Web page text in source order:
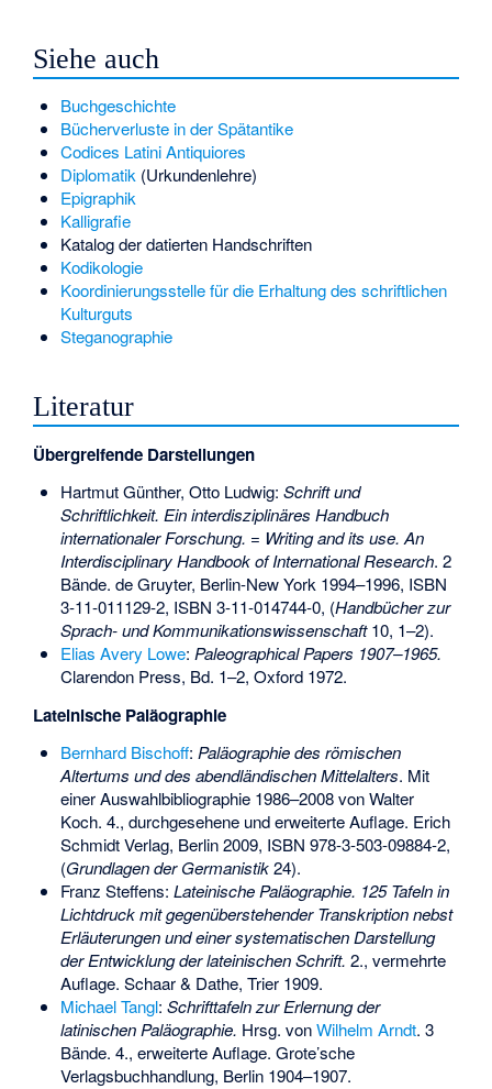
Siehe auch
Buchgeschichte
Bücherverluste in der Spätantike
Codices Latini Antiquiores
Diplomatik (Urkundenlehre)
Epigraphik
Kalligrafie
Katalog der datierten Handschriften
Kodikologie
Koordinierungsstelle für die Erhaltung des schriftlichen
Kulturguts
Steganographie
Literatur
Übergreifende Darstellungen
Hartmut Günther, Otto Ludwig: Schrift und
Schriftlichkeit. Ein interdisziplinäres Handbuch
internationaler Forschung. = Writing and its use. An
Interdisciplinary Handbook of International Research. 2
Bände. de Gruyter, Berlin-New York 1994–1996, ISBN
3-11-011129-2, ISBN 3-11-014744-0, (Handbücher zur
Sprach- und Kommunikationswissenschaft10, 1–2).
Elias Avery Lowe: Paleographical Papers 1907–1965.
Clarendon Press, Bd. 1–2, Oxford 1972.
Lateinische Paläographie
Bernhard Bischoff: Paläographie des römischen
Altertums und des abendländischen Mittelalters. Mit
einer Auswahlbibliographie 1986–2008 von Walter
Koch. 4., durchgesehene und erweiterte Auflage. Erich
Schmidt Verlag, Berlin 2009, ISBN 978-3-503-09884-2,
(Grundlagen der Germanistik24).
Franz Steffens: Lateinische Paläographie. 125 Tafeln in
Lichtdruck mit gegenüberstehender Transkription nebst
Erläuterungen und einer systematischen Darstellung
der Entwicklung der lateinischen Schrift. 2., vermehrte
Auflage. Schaar & Dathe, Trier 1909.
Michael Tangl: Schrifttafeln zur Erlernung der
latinischen Paläographie. Hrsg. vonWilhelm Arndt. 3
Bände. 4., erweiterte Auflage. Grote’sche
Verlagsbuchhandlung, Berlin 1904–1907.